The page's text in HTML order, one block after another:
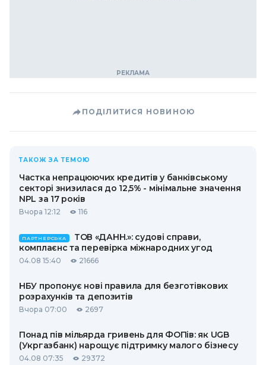
ПОДІЛИТИСЯ НОВИНОЮ
ТАКОЖ ЗА ТЕМОЮ
Частка непрацюючих кредитів у банківському
секторі знизилася до 12,5% - мінімальне значення
NPL за 17 років
Вчора 12:12 116
ПАРТНЕРСЬКА
ТОВ «ДАНН.»: судові справи,
комплаєнс та перевірка міжнародних угод
04.08 15:40 21666
НБУ пропонує нові правила для безготівкових
розрахунків та депозитів
Вчора 07:00 2697
Понад пів мільярда гривень для ФОПів: як UGB
(Укргазбанк) нарощує підтримку малого бізнесу
04.08 07:35 29372